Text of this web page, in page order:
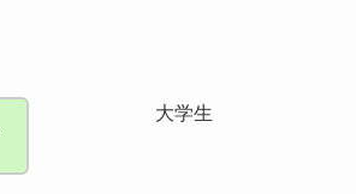
大学生